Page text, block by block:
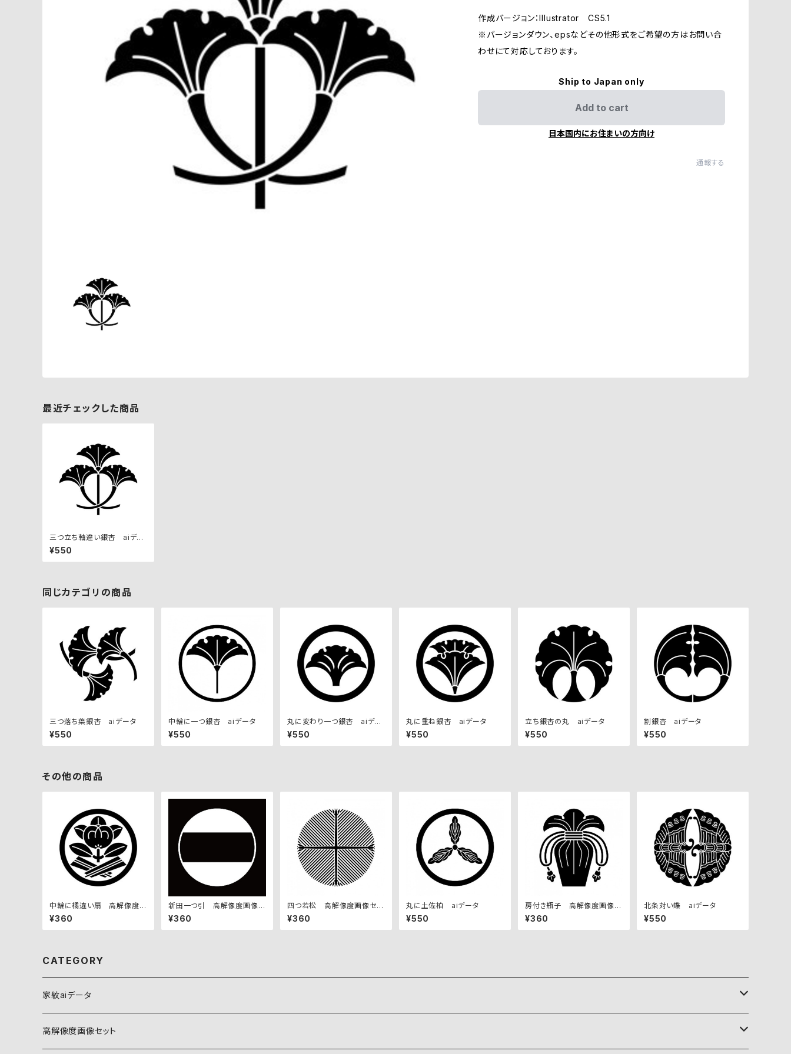
作成バージョン：Illustrator CS5.1
※バージョンダウン、epsなどその他形式をご希望の方はお問い合
わせにて対応しております。
Ship to Japan only
Add to cart
日本国内にお住まいの方向け
通報する
最近チェックした商品
三つ立ち軸違い銀杏 aiデー
タ
¥550
同じカテゴリの商品
三つ落ち葉銀杏 aiデータ
¥550
中輪に一つ銀杏 aiデータ
¥550
丸に変わり一つ銀杏 aiデー
タ
¥550
丸に重ね銀杏 aiデータ
¥550
立ち銀杏の丸 aiデータ
¥550
割銀杏 aiデータ
¥550
その他の商品
中輪に橘違い扇 高解像度画
像セット
¥360
新田一つ引 高解像度画像セ
ット
¥360
四つ若松 高解像度画像セッ
ト
¥360
丸に土佐柏 aiデータ
¥550
房付き瓶子 高解像度画像セ
ット
¥360
北条対い蝶 aiデータ
¥550
CATEGORY
家紋aiデータ
自然紋
高解像度画像セット